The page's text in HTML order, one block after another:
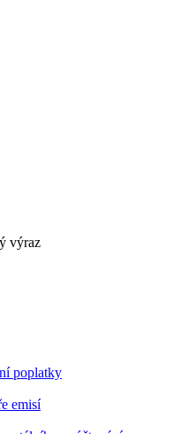
výraz
poplatky
emisí